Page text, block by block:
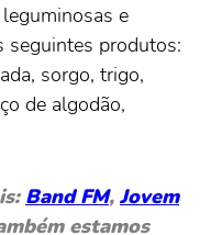
e
seguintes produtos:
sorgo, trigo,
de algodão,
Band FM, Jovem
estamos